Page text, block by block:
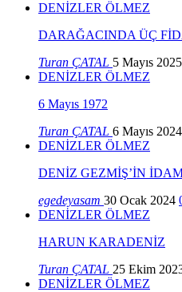
DENİZLER ÖLMEZ
DARAĞACINDA ÜÇ
Turan ÇATAL 5 Mayıs 2025
DENİZLER ÖLMEZ
6 Mayıs 1972
Turan ÇATAL 6 Mayıs 2024
DENİZLER ÖLMEZ
DENİZ GEZMİŞ’İN
egedeyasam 30 Ocak 2024
DENİZLER ÖLMEZ
HARUN KARADENİZ
Turan ÇATAL 25 Ekim
DENİZLER ÖLMEZ